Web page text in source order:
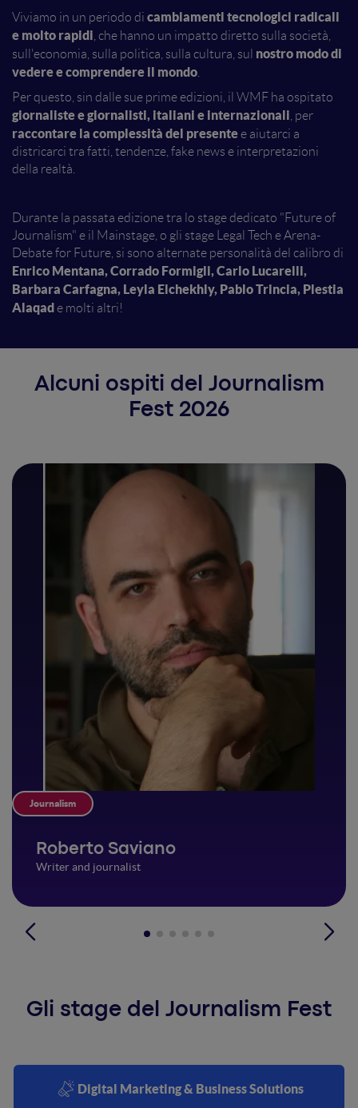
Viviamo in un periodo di cambiamenti tecnologici radicali
e molto rapidi , che hanno un impatto diretto sulla società,
sull'economia, sulla politica, sulla cultura, sul nostro modo di
vedere e comprendere il mondo
Per questo, sin dalle sue prime edizioni, il WMF ha ospitato
giornaliste e giornalisti, italiani e internazionali , per
raccontare la complessità del presentee aiutarci a
districarci tra fatti, tendenze, fake news e interpretazioni
della realtà.
Durante la passata edizione tra lo stage dedicato "Future of
Journalism" e il Mainstage, o gli stage Legal Tech e Arena-
Debate for Future, si sono alternate personalità del calibro di
Enrico Mentana, Corrado Formigli, Carlo Lucarelli,
Barbara Carfagna, Leyla Elchekhly, Pablo Trincia, Plestia
Alaqade molti altri!
Alcuni ospiti del Journalism
Fest 2026
Journalism
Roberto Saviano
Writer and journalist
Gli stage del Journalism Fest
Digital Marketing & Business Solutions